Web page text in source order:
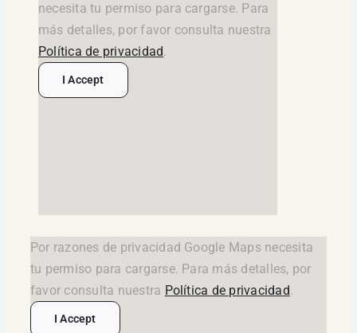
necesita tu permiso para cargarse. Para
más detalles, por favor consulta nuestra
Política de privacidad.
I Accept
Por razones de privacidad Google Maps necesita
tu permiso para cargarse. Para más detalles, por
favor consulta nuestra Política de privacidad.
I Accept